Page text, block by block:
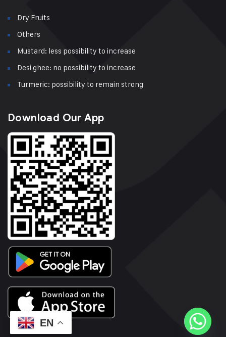
Dry Fruits
Others
Mustard: less possibility to increase
Desi ghee: no possibility to increase
Turmeric: possibility to remain strong
Download Our App
EN